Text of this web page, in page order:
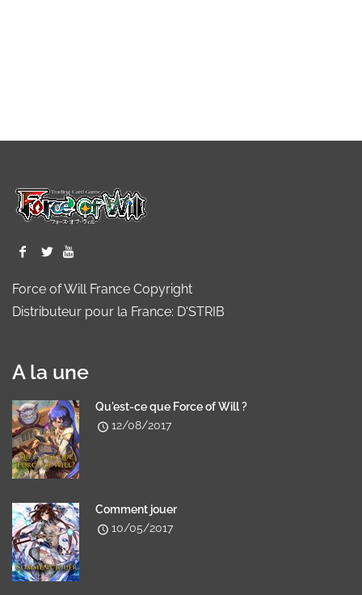
Force of Will France Copyright
Distributeur pour la France: D'STRIB
A la une
Qu'est-ce que Force of Will ?
12/08/2017
Comment jouer
10/05/2017